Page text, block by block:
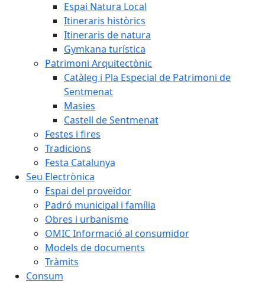
Espai Natura Local
Itineraris històrics
Itineraris de natura
Gymkana turística
Patrimoni Arquitectònic
Catàleg i Pla Especial de Patrimoni de
Sentmenat
Masies
Castell de Sentmenat
Festes i fires
Tradicions
Festa Catalunya
Seu Electrònica
Espai del proveïdor
Padró municipal i família
Obres i urbanisme
OMIC Informació al consumidor
Models de documents
Tràmits
Consum